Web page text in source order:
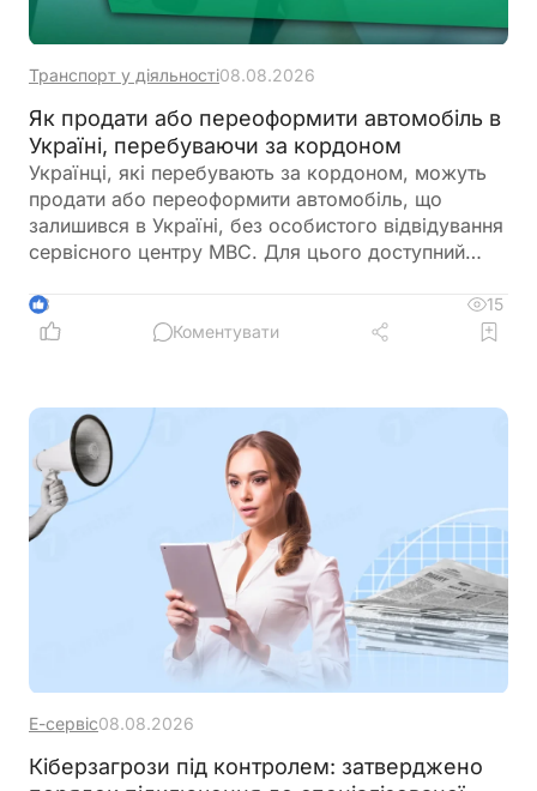
Транспорт у діяльності08.08.2026
Як продати або переоформити автомобіль в
Україні, перебуваючи за кордоном
Українці, які перебувають за кордоном, можуть
продати або переоформити автомобіль, що
залишився в Україні, без особистого відвідування
сервісного центру МВС. Для цього доступний
довіреності на уповноваженого представника
3
15
Коментувати
Е-сервіс08.08.2026
Кіберзагрози під контролем: затверджено